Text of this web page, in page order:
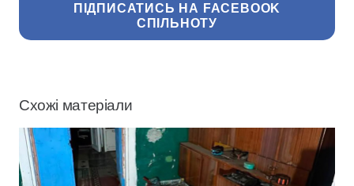
ПІДПИСАТИСЬ НА FACEBOOK
СПІЛЬНОТУ
Схожі матеріали